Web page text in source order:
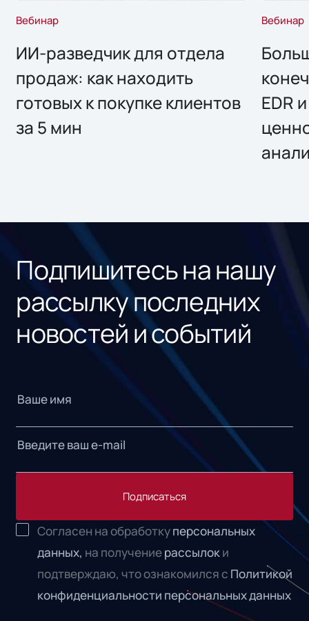
Вебинар
ИИ-разведчик для отдела
продаж: как находить
готовых к покупке клиентов
за 5 мин
Вебинар
EDR
Подпишитесь на нашу
рассылку последних
новостей и событий
Подписаться
Согласен на обработкуперсональных
данных, на получениерассылок и
подтверждаю, что ознакомился с Политикой
конфиденциальности персональных данных